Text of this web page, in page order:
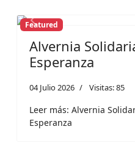
Previous
Featured
Alvernia
Esperanza
04 Julio 2026 Visitas: 85
Leer más: Alvernia
Esperanza